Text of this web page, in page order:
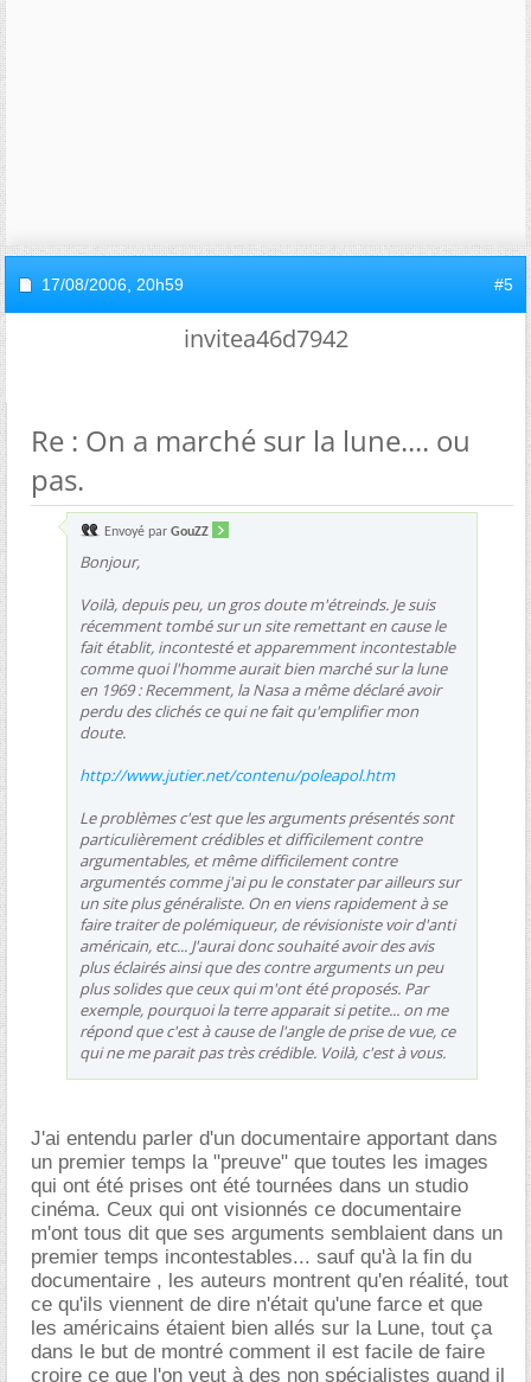
17/08/2006, 20h59 #5
invitea46d7942
Re : On a marché sur la lune.... ou
pas.
Envoyé par GouZZ
Bonjour,
Voilà, depuis peu, un gros doute m'étreinds. Je suis
récemment tombé sur un site remettant en cause le
fait établit, incontesté et apparemment incontestable
comme quoi l'homme aurait bien marché sur la lune
en 1969 : Recemment, la Nasa a même déclaré avoir
perdu des clichés ce qui ne fait qu'emplifier mon
doute.
http://www.jutier.net/contenu/poleapol.htm
Le problèmes c'est que les arguments présentés sont
particulièrement crédibles et difficilement contre
argumentables, et même difficilement contre
argumentés comme j'ai pu le constater par ailleurs sur
un site plus généraliste. On en viens rapidement à se
faire traiter de polémiqueur, de révisioniste voir d'anti
américain, etc... J'aurai donc souhaité avoir des avis
plus éclairés ainsi que des contre arguments un peu
plus solides que ceux qui m'ont été proposés. Par
exemple, pourquoi la terre apparait si petite... on me
répond que c'est à cause de l'angle de prise de vue, ce
qui ne me parait pas très crédible. Voilà, c'est à vous.
J'ai entendu parler d'un documentaire apportant dans
un premier temps la "preuve" que toutes les images
qui ont été prises ont été tournées dans un studio
cinéma. Ceux qui ont visionnés ce documentaire
m'ont tous dit que ses arguments semblaient dans un
premier temps incontestables... sauf qu'à la fin du
documentaire , les auteurs montrent qu'en réalité, tout
ce qu'ils viennent de dire n'était qu'une farce et que
les américains étaient bien allés sur la Lune, tout ça
dans le but de montré comment il est facile de faire
croire ce que l'on veut à des non spécialistes quand il